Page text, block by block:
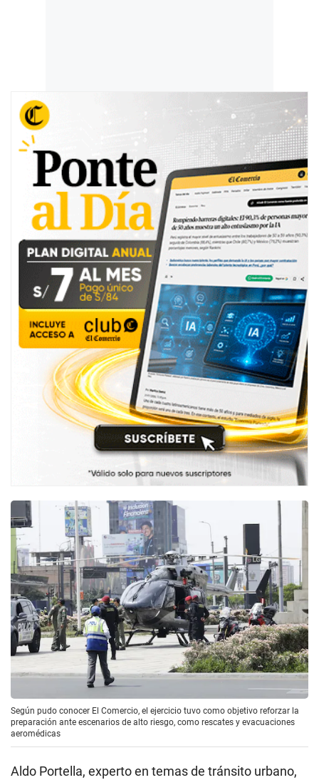
Según pudo conocer El Comercio, el ejercicio tuvo como objetivo reforzar la
preparación ante escenarios de alto riesgo, como rescates y evacuaciones
aeromédicas
Aldo Portella, experto en temas de tránsito urbano,